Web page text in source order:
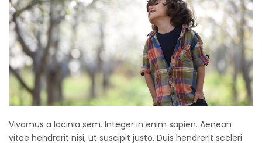
Vivamus a lacinia sem. Integer in enim sapien. Aenean
vitae hendrerit nisi, ut suscipit justo. Duis hendrerit sceleri